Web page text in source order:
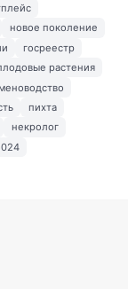
новое поколение
госреестр
растения
пихта
некролог